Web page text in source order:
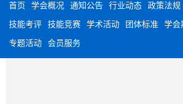
首页 学会概况 通知公告 行业动态 政策法规
技能考评
技能竞赛 学术活动 团体标准 学会
专题活动
会员服务